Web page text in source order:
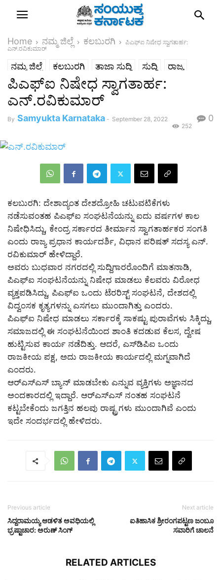
Home ನಮ್ಮ ಜಿಲ್ಲೆ ಕಲಬುರಗಿ
ಪಿಎಫ್‌ಐ ನಿಷೇಧ ಸ್ವಾಗತಾರ್ಹ:
ಎನ್.ರವಿಕುಮಾರ್
ನಮ್ಮ ಜಿಲ್ಲೆ ಕಲಬುರಗಿ ತಾಜಾ ಸುದ್ದಿ ಸುದ್ದಿ ರಾಜ್ಯ
ಪಿಎಫ್‌ಐ ನಿಷೇಧ ಸ್ವಾಗತಾರ್ಹ:
ಎನ್.ರವಿಕುಮಾರ್
By Samyukta Karnataka - September 28, 2022 0
252
ಕಲಬುರಗಿ: ದೇಶಾದ್ಯಂತ ದೇಶದ್ರೋಹಿ ಚಟುವಟಿಕೆಗಳು
ನಡೆಸುವಂತಹ ಪಿಎಫ್‌ಐ ಸಂಘಟನೆಯನ್ನು ಐದು ವರ್ಷಗಳ ಕಾಲ
ನಿಷೇಧಿಸಿದ್ದು, ಕೇಂದ್ರ ಸರ್ಕಾರದ ತೀರ್ಮಾನ ಸ್ವಾಗತಾರ್ಹಕರ ಸಂಗತಿ
ಎಂದು ರಾಜ್ಯ ಪ್ರಧಾನ ಕಾರ್ಯದರ್ಶಿ, ವಿಧಾನ ಪರಿಷತ್ ಸದಸ್ಯ ಎನ್.
ರವಿಕುಮಾರ್ ಹೇಳಿದ್ದಾರೆ.
ಅವರು ಬುಧವಾರ ನಗರದಲ್ಲಿ ಸುದ್ದಿಗಾರರೊಂದಿಗೆ ಮಾತನಾಡಿ,
ಪಿಎಫ್‌ಐ ಸಂಘಟನೆಯನ್ನು ನಿಷೇಧ ಮಾಡಲು ಕೆಲವರು ವಿರೋಧ
ವ್ಯಕ್ತಪಡಿಸಿದ್ದು, ಪಿಎಫ್‌ಐ ಒಂದು ಟೆರರಿಸ್ಟ್ ಸಂಘಟನೆ, ದೇಶದಲ್ಲಿ
ವಿದ್ವಂಸಕ ಕೃತ್ಯಗಳನ್ನು ಎಸಗಲು ಮುಂದಾಗಿತ್ತು ಎಂದರು.
ಪಿಎಫ್‌ಐ ನಿಷೇಧ ಮಾಡಲು ಸರ್ಕಾರಕ್ಕೆ ಸಾಕಷ್ಟು ಪುರಾವೆಗಳು ಸಿಕ್ಕಿದ್ದು,
ಸಮಾಜದಲ್ಲಿ ಈ ಸಂಘಟನೆಯಿಂದ ಶಾಂತಿ ಕದಡುವ ಕೆಲಸ, ದ್ವೇಷ
ಹುಟ್ಟಿಸುವ ಕಾರ್ಯ ನಡೆದಿತ್ತು. ಆದರೆ, ಎಸ್‌ಡಿಪಿಐ ಒಂದು
ರಾಜಕೀಯ ಪಕ್ಷ, ಅದು ರಾಜಕೀಯ ಕಾರ್ಯದಲ್ಲಿ ಮಗ್ನವಾಗಿದೆ
ಎಂದರು.
ಆರ್‌ಎಸ್ಎಸ್ ಬ್ಯಾನ್ ಮಾಡಬೇಕು ಎನ್ನುವ ವ್ಯಕ್ತಿಗಳು ಅಜ್ಞಾನದ
ಅಂದಕಾರದಲ್ಲಿ ಇದ್ದಾರೆ. ಆರ್‌ಎಸ್ಎಸ್ ನಂತಹ ಸಂಘಟನೆ
ಕಟ್ಟಬೇಕೆಂದು ಜಗತ್ತಿನ ಹಲವು ರಾಷ್ಟ್ರಗಳು ಮುಂದಾಗಿವೆ ಎಂದು
ಇದೇ ಸಂದರ್ಭದಲ್ಲಿ ಹೇಳಿದರು.
Previous article
ಸಿದ್ದರಾಮಯ್ಯ ಆಡಳಿತ ಅವಧಿಯಲ್ಲಿ
ಭ್ರಷ್ಟಾಚಾರ: ಅರುಣ್ ಸಿಂಗ್
Next article
ಐತಿಹಾಸಿಕ ಶ್ರೀರಂಗಪಟ್ಟಣ ಜಂಬೂ
ಸವಾರಿಗೆ ಚಾಲನೆ
RELATED ARTICLES